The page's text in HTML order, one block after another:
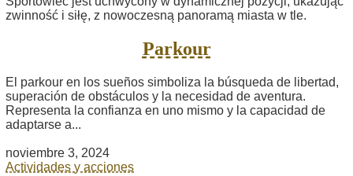
Parkour
El parkour en los sueños simboliza la búsqueda de libertad,
superación de obstáculos y la necesidad de aventura.
Representa la confianza en uno mismo y la capacidad de
adaptarse a...
noviembre 3, 2024
Actividades y acciones